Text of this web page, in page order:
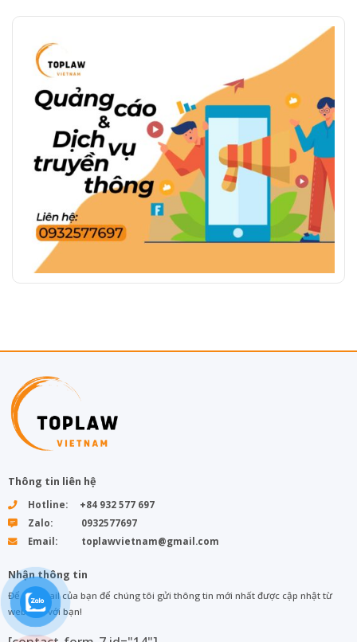
Thông tin liên hệ
Hotline: +84 932 577 697
Zalo: 0932577697
Email: toplawvietnam@gmail.com
Nhận thông tin
Để lại email của bạn để chúng tôi gửi thông tin mới nhất được cập nhật từ
web đến với bạn!